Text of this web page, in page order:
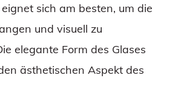
sich am besten, um die
und visuell zu
elegante Form des Glases
ästhetischen Aspekt des